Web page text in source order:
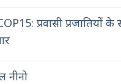
प्रवासी प्रजातियों के
नीनो